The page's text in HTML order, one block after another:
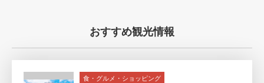
おすすめ観光情報
食・グルメ・ショッピング